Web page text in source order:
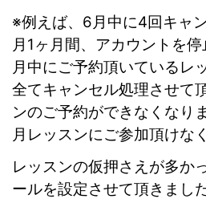
※例えば、6月中に4回キャ
月1ヶ月間、アカウントを停
月中にご予約頂いているレ
全てキャンセル処理させて頂
ンのご予約ができなくなり
月レッスンにご参加頂けな
レッスンの仮押さえが多か
ールを設定させて頂きまし